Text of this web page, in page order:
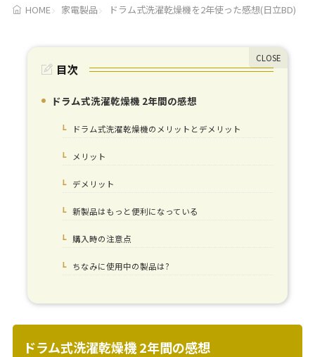
HOME 家電製品 ドラム式洗濯乾燥機を2年使った感想(日立BD)
目次
1.ドラム式洗濯乾燥機 2年間の感想
1-1.ドラム式洗濯乾燥機のメリットとデメリット
1-1-1.メリット
1-1-2.デメリット
1-1-3.
新製品はもっと便利になっている
1-1-4.購入時の注意点
1-1-5.ちなみに使用中の製品は?
ドラム式洗濯乾燥機 2年間の感想